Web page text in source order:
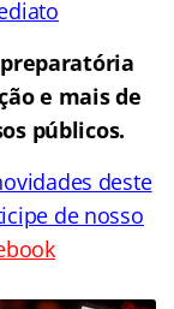
e mais de
públicos.
deste
de nosso